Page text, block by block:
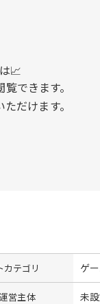
📈
覧できます。
だけます。
カテゴリ ゲ
営主体 未